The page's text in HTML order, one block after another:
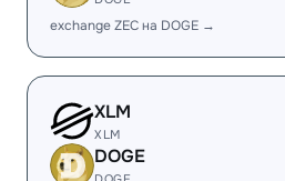
exchange ZEC на DOGE →
XLM
XLM
DOGE